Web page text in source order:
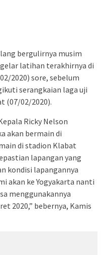
bergulirnya musim
latihan terakhirnya di
2020) sore, sebelum
serangkaian laga uji
(07/02/2020).
Ricky Nelson
akan bermain di
di stadion Klabat
lapangan yang
kondisi lapangannya
akan ke Yogyakarta nanti
menggunakannya
2020,” bebernya, Kamis